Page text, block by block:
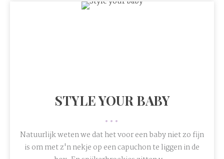
STYLE YOUR BABY
•••
Natuurlijk weten we dat het voor een baby niet zo fijn
is om met z'n nekje op een capuchon te liggen in de